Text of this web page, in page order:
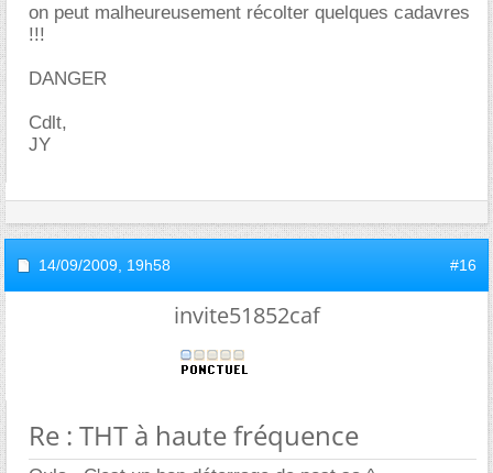
on peut malheureusement récolter quelques cadavres
!!!
DANGER
Cdlt,
JY
14/09/2009, 19h58 #16
invite51852caf
Re : THT à haute fréquence